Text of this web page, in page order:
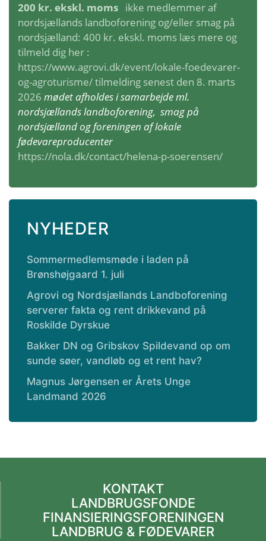
200 kr. ekskl. moms ikke medlemmer af
nordsjællands landboforening og/eller smag på
nordsjælland: 400 kr. ekskl. moms læs mere og
tilmeld dig her :
https://www.agrovi.dk/event/lokale-foedevarer-
og-agroturisme/tilmelding senest den 8. marts
2026 mødet afholdes i samarbejde ml.
nordsjællands landboforening, smag på
nordsjælland og foreningen af lokale
fødevareproducenter
https://nola.dk/contact/helena-p-soerensen/
NYHEDER
Sommermedlemsmøde i laden på
Brønshøjgaard 1. juli
Agrovi og Nordsjællands Landboforening
serverer fakta og rent drikkevand på
Roskilde Dyrskue
Bakker DN og Gribskov Spildevand op om
sunde søer, vandløb og et rent hav?
Magnus Jørgensen er Årets Unge
Landmand 2026
KONTAKT
LANDBRUGSFONDE
FINANSIERINGSFORENINGEN
LANDBRUG & FØDEVARER